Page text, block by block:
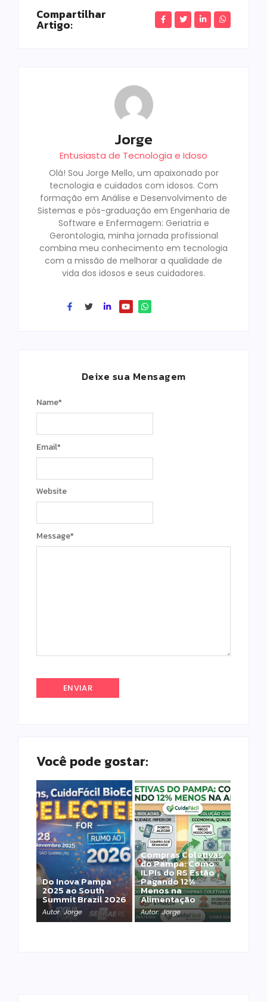
Compartilhar
Artigo:
Jorge
Entusiasta de Tecnologia e Idoso
Olá! Sou Jorge Mello, um apaixonado por
tecnologia e cuidados com idosos. Com
formação em Análise e Desenvolvimento de
Sistemas e pós-graduação em Engenharia de
Software e Enfermagem: Geriatria e
Gerontologia, minha jornada profissional
combina meu conhecimento em tecnologia
com a missão de melhorar a qualidade de
vida dos idosos e seus cuidadores.
Deixe sua Mensagem
Message*
Name*
Email*
Website
Você pode gostar:
Do Inova Pampa
2025 ao South
Summit Brazil 2026
Autor: Jorge
Compras Coletivas
do Pampa: Como
ILPIs do RS Estão
Pagando 12%
Menos na
Alimentação
Autor: Jorge